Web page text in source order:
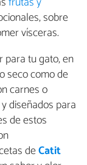
sobre
vísceras.
para tu gato, en
seco como de
carnes o
diseñados para
de estos
deCatit